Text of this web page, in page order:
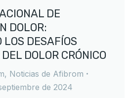
DE
DOLOR:
LOS DESAFÍOS
DOLOR CRÓNICO
, Noticias de Afibrom
de 2024